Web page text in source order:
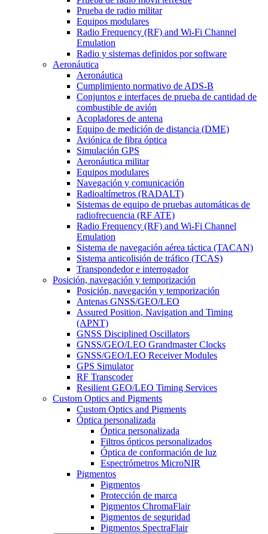
Prueba de radio militar
Equipos modulares
Radio Frequency (RF) and Wi-Fi Channel
Emulation
Radio y sistemas definidos por software
Aeronáutica
Aeronáutica
Cumplimiento normativo de ADS-B
Conjuntos e interfaces de prueba de cantidad de
combustible de avión
Acopladores de antena
Equipo de medición de distancia (DME)
Aviónica de fibra óptica
Simulación GPS
Aeronáutica militar
Equipos modulares
Navegación y comunicación
Radioaltímetros (RADALT)
Sistemas de equipo de pruebas automáticas de
radiofrecuencia (RF ATE)
Radio Frequency (RF) and Wi-Fi Channel
Emulation
Sistema de navegación aérea táctica (TACAN)
Sistema anticolisión de tráfico (TCAS)
Transpondedor e interrogador
Posición, navegación y temporización
Posición, navegación y temporización
Antenas GNSS/GEO/LEO
Assured Position, Navigation and Timing
(APNT)
GNSS Disciplined Oscillators
GNSS/GEO/LEO Grandmaster Clocks
GNSS/GEO/LEO Receiver Modules
GPS Simulator
RF Transcoder
Resilient GEO/LEO Timing Services
Custom Optics and Pigments
Custom Optics and Pigments
Óptica personalizada
Óptica personalizada
Filtros ópticos personalizados
Óptica de conformación de luz
Espectrómetros MicroNIR
Pigmentos
Pigmentos
Protección de marca
Pigmentos ChromaFlair
Pigmentos de seguridad
Pigmentos SpectraFlair